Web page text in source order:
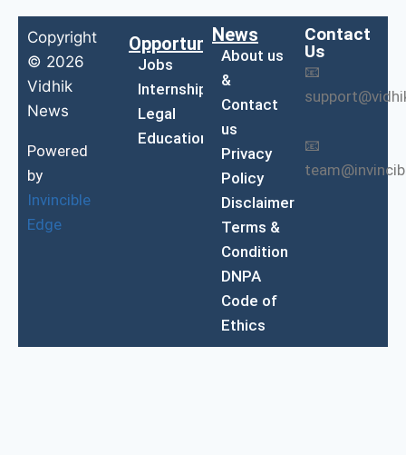
Copyright
© 2026
Vidhik
News
Powered
by
Invincible
Edge
Opportunities
Jobs
Internship
Legal
Education
News
About us
&
Contact
us
Privacy
Policy
Disclaimer
Terms &
Condition
DNPA
Code of
Ethics
Contact
Us
📧
📧